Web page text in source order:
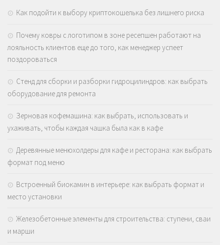
Как подойти к выбору криптокошелька без лишнего риска
Почему ковры с логотипом в зоне ресепшен работают на
лояльность клиентов еще до того, как менеджер успеет
поздороваться
Стенд для сборки и разборки гидроцилиндров: как выбрать
оборудование для ремонта
Зерновая кофемашина: как выбрать, использовать и
ухаживать, чтобы каждая чашка была как в кафе
Деревянные менюхолдеры для кафе и ресторана: как выбрать
формат под меню
Встроенный биокамин в интерьере: как выбрать формат и
место установки
Железобетонные элементы для строительства: ступени, сваи
и марши